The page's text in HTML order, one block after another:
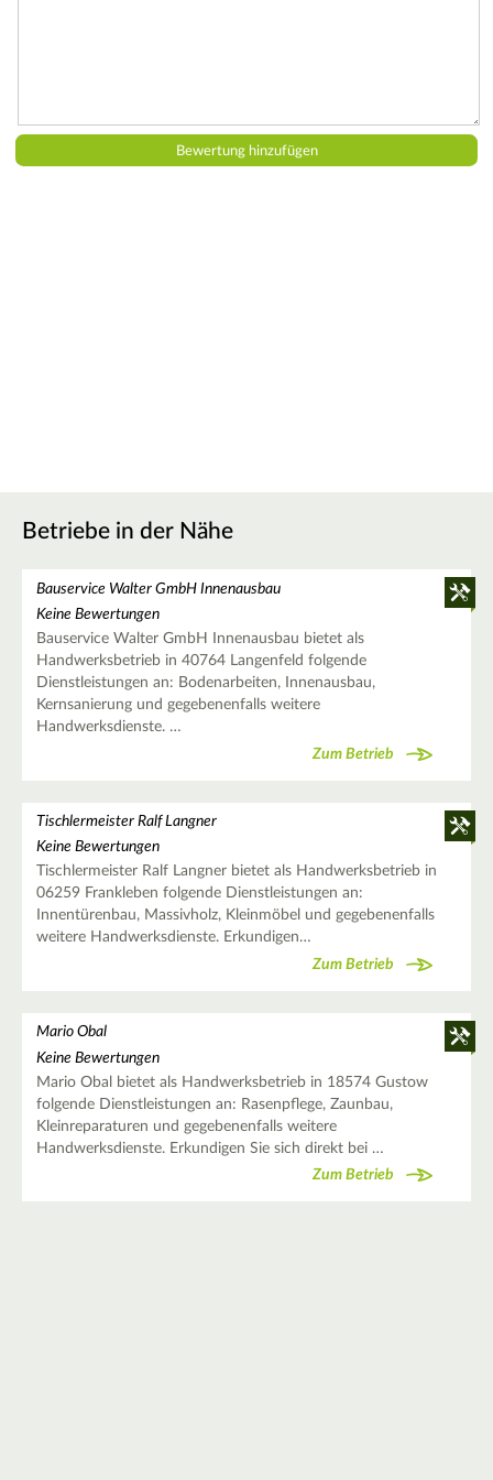
Betriebe in der Nähe
Bauservice Walter GmbH Innenausbau
Keine Bewertungen
Bauservice Walter GmbH Innenausbau bietet als
Handwerksbetrieb in 40764 Langenfeld folgende
Dienstleistungen an: Bodenarbeiten, Innenausbau,
Kernsanierung und gegebenenfalls weitere
Handwerksdienste. …
Zum Betrieb
Tischlermeister Ralf Langner
Keine Bewertungen
Tischlermeister Ralf Langner bietet als Handwerksbetrieb in
06259 Frankleben folgende Dienstleistungen an:
Innentürenbau, Massivholz, Kleinmöbel und gegebenenfalls
weitere Handwerksdienste. Erkundigen…
Zum Betrieb
Mario Obal
Keine Bewertungen
Mario Obal bietet als Handwerksbetrieb in 18574 Gustow
folgende Dienstleistungen an: Rasenpflege, Zaunbau,
Kleinreparaturen und gegebenenfalls weitere
Handwerksdienste. Erkundigen Sie sich direkt bei …
Zum Betrieb